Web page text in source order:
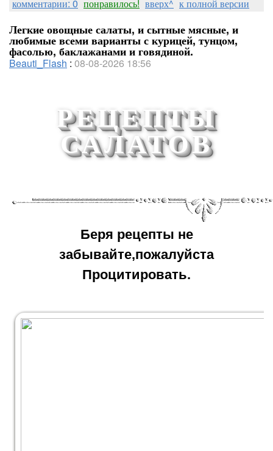
комментарии: 0 понравилось! вверх^ к полной версии
Легкие овощные салаты, и сытные мясные, и
любимые всеми варианты с курицей, тунцом,
фасолью, баклажанами и говядиной.
Beauti_Flash : 08-08-2026 18:56
РЕЦЕПТЫ
САЛАТОВ
Беря рецепты не
забывайте,пожалуйста
Процитировать.